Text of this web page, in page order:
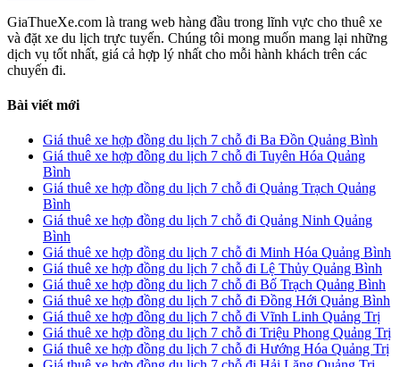
GiaThueXe.com là trang web hàng đầu trong lĩnh vực cho thuê xe
và đặt xe du lịch trực tuyến. Chúng tôi mong muốn mang lại những
dịch vụ tốt nhất, giá cả hợp lý nhất cho mỗi hành khách trên các
chuyến đi.
Bài viết mới
Giá thuê xe hợp đồng du lịch 7 chỗ đi Ba Đồn Quảng Bình
Giá thuê xe hợp đồng du lịch 7 chỗ đi Tuyên Hóa Quảng
Bình
Giá thuê xe hợp đồng du lịch 7 chỗ đi Quảng Trạch Quảng
Bình
Giá thuê xe hợp đồng du lịch 7 chỗ đi Quảng Ninh Quảng
Bình
Giá thuê xe hợp đồng du lịch 7 chỗ đi Minh Hóa Quảng Bình
Giá thuê xe hợp đồng du lịch 7 chỗ đi Lệ Thủy Quảng Bình
Giá thuê xe hợp đồng du lịch 7 chỗ đi Bố Trạch Quảng Bình
Giá thuê xe hợp đồng du lịch 7 chỗ đi Đồng Hới Quảng Bình
Giá thuê xe hợp đồng du lịch 7 chỗ đi Vĩnh Linh Quảng Trị
Giá thuê xe hợp đồng du lịch 7 chỗ đi Triệu Phong Quảng Trị
Giá thuê xe hợp đồng du lịch 7 chỗ đi Hướng Hóa Quảng Trị